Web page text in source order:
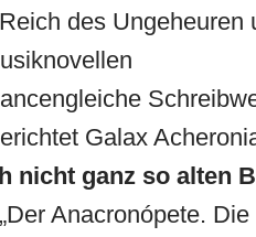
des
Galax
nicht ganz so alten
Anacronópete.